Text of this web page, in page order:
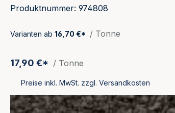
Produktnummer: 974808
Varianten ab 16,70 €* / Tonne
17,90 €* / Tonne
Preise inkl. MwSt. zzgl. Versandkosten